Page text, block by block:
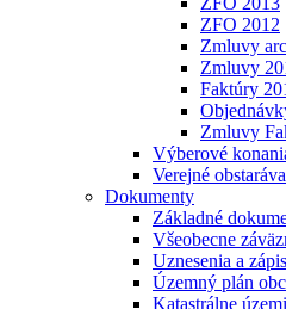
ZFO 2012
Zmluvy
Zmluvy
Faktúry
Zmluvy
Výberové
Verejné
Dokumenty
Základné
Všeobecne
Uznesenia a
Územný plán
Katastrálne